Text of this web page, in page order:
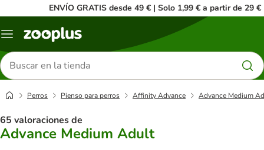
ENVÍO GRATIS desde 49 € | Solo 1,99 € a partir de 29 €
Menú
Buscar
productos
Perros Pienso para perros Affinity Advance Advance Medium
65 valoraciones de
Advance Medium Adult